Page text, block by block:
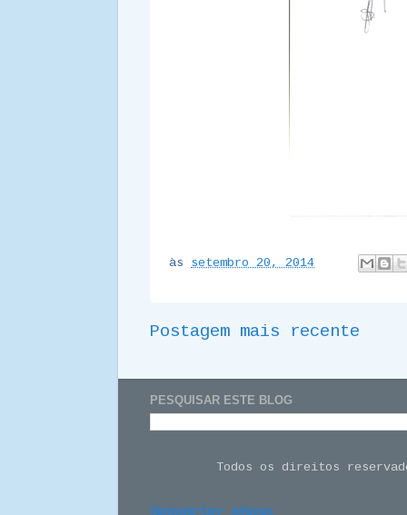
às setembro 20, 2014
Postagem mais recente
PESQUISAR ESTE BLOG
Todos os direitos